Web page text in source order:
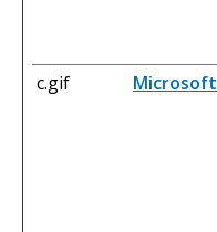
c.gif Microsoft